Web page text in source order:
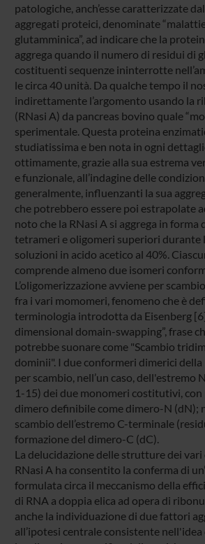
patologiche, anch’esse caratterizzate
aggregati proteici, denominate
glutamminica”, ad indicare che la
aggrega quando il numero di residui di
costituenti sequenze ininterrotte
le circa 40 unità. Da qualche tempo il
indirettamente l’argomento usando la
(RNasi A) da pancreas bovino quale
sperimentale. Questa proteina
studiatissima e ben nota in ogni
ottimamente, grazie alla sua estrema
e funzionale, all’indagine delle
generalmente, influenzanti la sua
che potrebbero essere poi estrapolate
noto che la RNasi A si aggrega in forma
tetrameri e oligomeri superiori durante
soluzioni in acido acetico al 40%.
comprende almeno due isomeri
L’oligomerizzazione avviene per
fra i vari momomeri, fenomeno che è
terminologia introdotta da Eisenberg
dimensional domain-swapping”, frase
potrebbe suonare come "Scambio
dominii". I due conformeri dimerici della
per scambio, nell’un caso, dell'estremo
1-15) dei due monomeri costitutivi,
dimero definibile come dimero-N (dN);
scambio dell’estremo C-terminale
formazione del dimero-C (dC).
La delucidazione delle strutture dei
RNasi A ha consentito la conferma di
formulata circa il meccanismo della
di RNA a doppia elica ad opera di
anche la individuazione di due fattori
all’ipotesi centrale consistente nell'idea